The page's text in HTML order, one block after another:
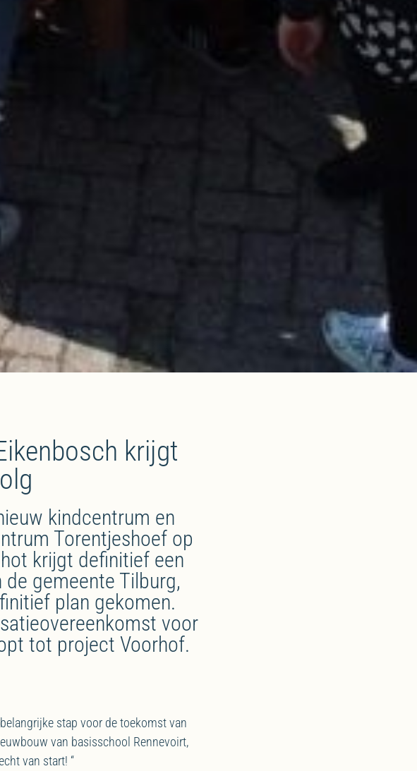
krijgt
kindcentrum en
Torentjeshoef op
krijgt definitief een
gemeente Tilburg,
plan gekomen.
voor
tot project Voorhof.
stap voor de toekomst van
van basisschool Rennevoirt,
van start! “